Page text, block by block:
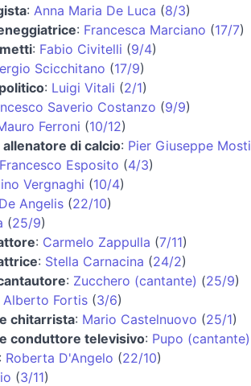
: Anna Maria De Luca (8/3)
: Francesca Marciano (17/7)
: Fabio Civitelli (9/4)
Scicchitano (17/9)
: Luigi Vitali (2/1)
Saverio Costanzo (9/9)
Ferroni (10/12)
di calcio: Pier Giuseppe Mosti
Francesco Esposito (4/3)
Vergnaghi (10/4)
Angelis (22/10)
(25/9)
: Carmelo Zappulla (7/11)
: Stella Carnacina (24/2)
: Zucchero (cantante) (25/9)
Alberto Fortis (3/6)
chitarrista: Mario Castelnuovo (25/1)
conduttore televisivo: Pupo (cantante)
: Roberta D'Angelo (22/10)
(3/11)